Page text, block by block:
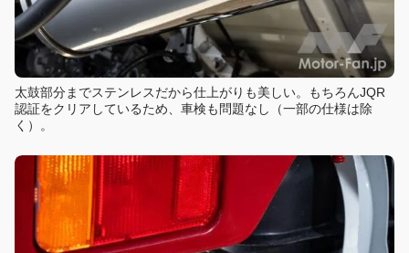
太鼓部分までステンレスだから仕上がりも美しい。もちろんJQR
認証をクリアしているため、車検も問題なし（一部の仕様は除
く）。